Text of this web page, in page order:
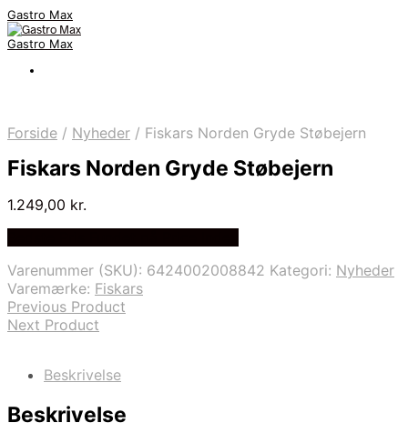
Gastro Max
Gastro Max
Forside / Nyheder / Fiskars Norden Gryde Støbejern
Fiskars Norden Gryde Støbejern
1.249,00 kr.
Varenummer (SKU): 6424002008842 Kategori: Nyheder
Varemærke: Fiskars
Previous Product
Next Product
Beskrivelse
Beskrivelse